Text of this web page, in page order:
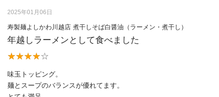
2025年01月06日
寿製麺よしかわ川越店 煮干しそば白醤油（ラーメン・煮干し）
年越しラーメンとして食べました
味玉トッピング。
麺とスープのバランスが優れてます。